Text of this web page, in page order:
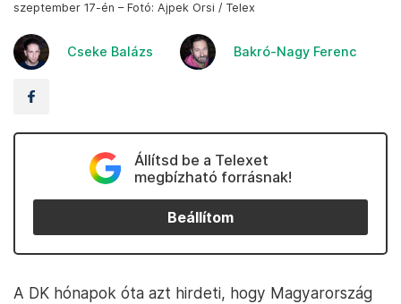
szeptember 17-én – Fotó: Ajpek Orsi / Telex
Cseke Balázs Bakró-Nagy Ferenc
Állítsd be a Telexet
megbízható forrásnak!
Beállítom
A DK hónapok óta azt hirdeti, hogy Magyarország